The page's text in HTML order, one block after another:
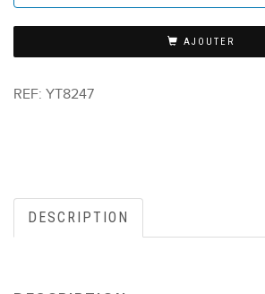
AJOUTER
REF: YT8247
DESCRIPTION